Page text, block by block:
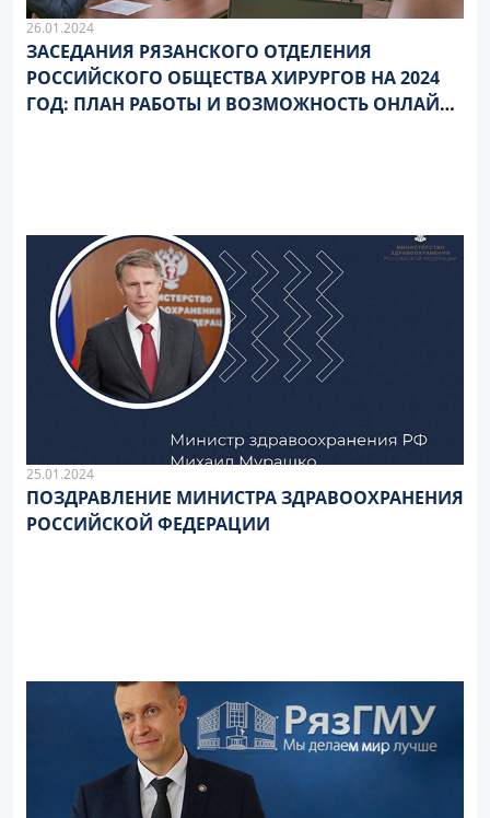
26.01.2024
ЗАСЕДАНИЯ РЯЗАНСКОГО ОТДЕЛЕНИЯ
РОССИЙСКОГО ОБЩЕСТВА ХИРУРГОВ НА 2024
ГОД: ПЛАН РАБОТЫ И ВОЗМОЖНОСТЬ ОНЛАЙН-
25.01.2024
ПОЗДРАВЛЕНИЕ МИНИСТРА ЗДРАВООХРАНЕНИЯ
РОССИЙСКОЙ ФЕДЕРАЦИИ